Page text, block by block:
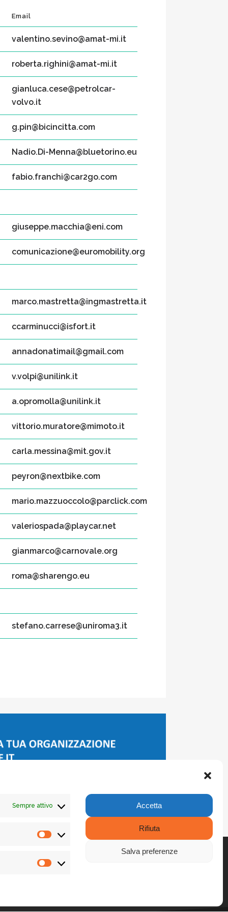
Sempre attivo
Statistiche
Promozione
Accetta
Rifiuta
Salva preferenze
Email
valentino.sevino@amat-mi.it
roberta.righini@amat-mi.it
gianluca.cese@petrolcar-
volvo.it
g.pin@bicincitta.com
Nadio.Di-Menna@bluetorino.eu
fabio.franchi@car2go.com
giuseppe.macchia@eni.com
comunicazione@euromobility.org
marco.mastretta@ingmastretta.it
ccarminucci@isfort.it
annadonatimail@gmail.com
v.volpi@unilink.it
a.opromolla@unilink.it
vittorio.muratore@mimoto.it
carla.messina@mit.gov.it
peyron@nextbike.com
mario.mazzuoccolo@parclick.com
valeriospada@playcar.net
gianmarco@carnovale.org
roma@sharengo.eu
stefano.carrese@uniroma3.it